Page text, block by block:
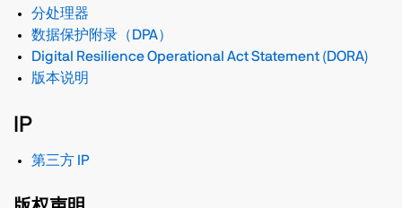
分处理器
数据保护附录（DPA）
Digital Resilience Operational Act Statement (DORA)
版本说明
IP
第三方 IP